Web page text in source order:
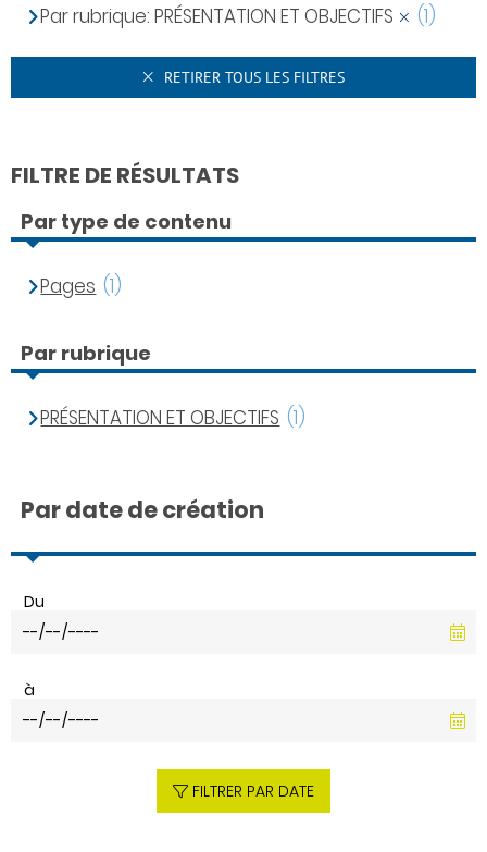
Par rubrique: PRÉSENTATION ET OBJECTIFS
(1)
RETIRER TOUS LES FILTRES
FILTRE DE RÉSULTATS
Par type de contenu
Pages (1)
Par rubrique
PRÉSENTATION ET OBJECTIFS (1)
Par date de création
Du
à
FILTRER PAR DATE